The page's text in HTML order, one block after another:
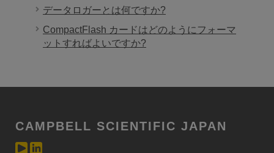
データロガーとは何ですか?
CompactFlash カードはどのようにフォーマ
ットすればよいですか?
CAMPBELL SCIENTIFIC JAPAN